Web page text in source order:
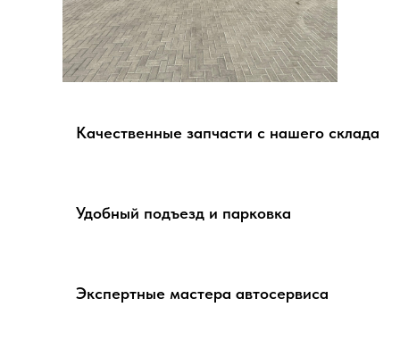
Качественные запчасти с нашего склада
Удобный подъезд и парковка
Экспертные мастера автосервиса